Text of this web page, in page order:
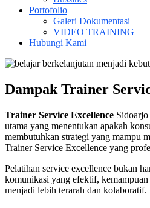
Portofolio
Galeri Dokumentasi
VIDEO TRAINING
Hubungi Kami
Dampak Trainer
Trainer Service Excellence
utama yang menentukan apakah
membutuhkan strategi yang mampu
Trainer Service Excellence yang
Pelatihan service excellence bukan
komunikasi yang efektif,
menjadi lebih terarah dan kolaboratif.